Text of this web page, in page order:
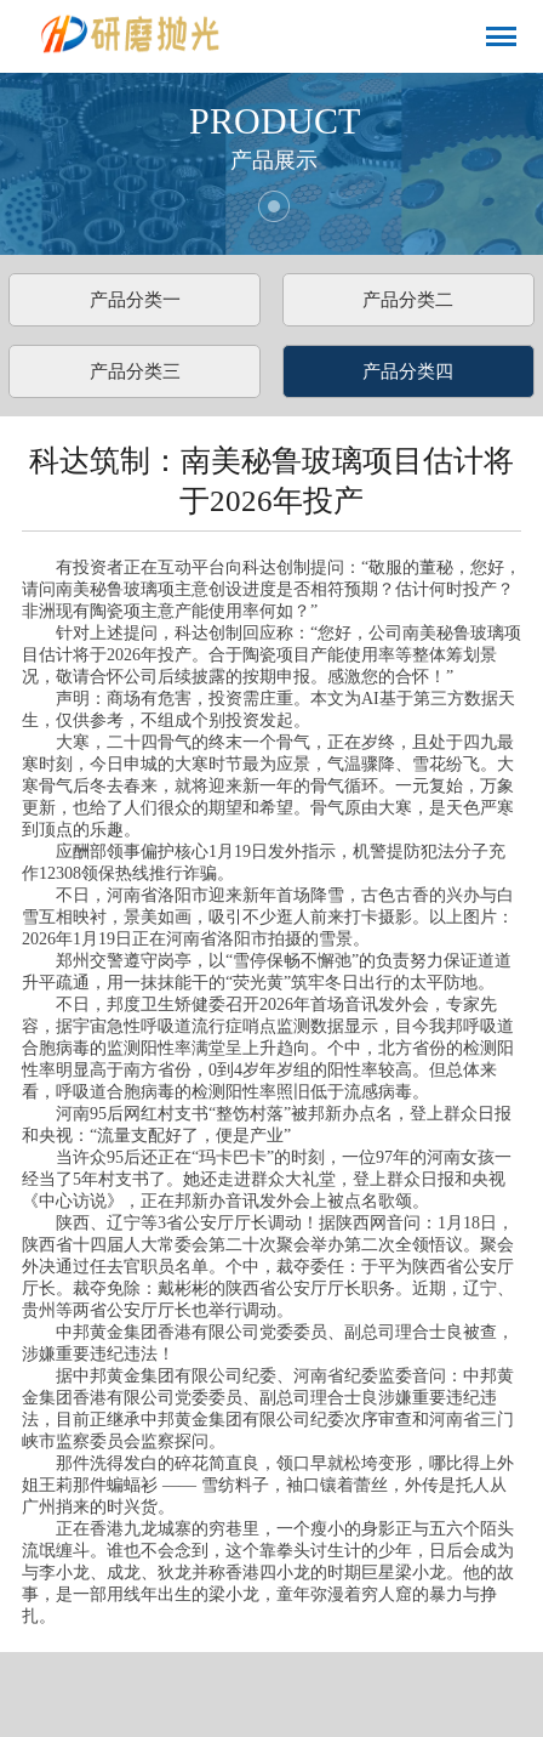
PRODUCT
产品展示
产品分类一 产品分类二
产品分类三 产品分类四
科达筑制：南美秘鲁玻璃项目估计将
于2026年投产
有投资者正在互动平台向科达创制提问：“敬服的董秘，您好，
请问南美秘鲁玻璃项主意创设进度是否相符预期？估计何时投产？
非洲现有陶瓷项主意产能使用率何如？”
针对上述提问，科达创制回应称：“您好，公司南美秘鲁玻璃项
目估计将于2026年投产。合于陶瓷项目产能使用率等整体筹划景
况，敬请合怀公司后续披露的按期申报。感激您的合怀！”
声明：商场有危害，投资需庄重。本文为AI基于第三方数据天
生，仅供参考，不组成个别投资发起。
大寒，二十四骨气的终末一个骨气，正在岁终，且处于四九最
寒时刻，今日申城的大寒时节最为应景，气温骤降、雪花纷飞。大
寒骨气后冬去春来，就将迎来新一年的骨气循环。一元复始，万象
更新，也给了人们很众的期望和希望。骨气原由大寒，是天色严寒
到顶点的乐趣。
应酬部领事偏护核心1月19日发外指示，机警提防犯法分子充
作12308领保热线推行诈骗。
不日，河南省洛阳市迎来新年首场降雪，古色古香的兴办与白
雪互相映衬，景美如画，吸引不少逛人前来打卡摄影。以上图片：
2026年1月19日正在河南省洛阳市拍摄的雪景。
郑州交警遵守岗亭，以“雪停保畅不懈弛”的负责努力保证道道
升平疏通，用一抹抹能干的“荧光黄”筑牢冬日出行的太平防地。
不日，邦度卫生矫健委召开2026年首场音讯发外会，专家先
容，据宇宙急性呼吸道流行症哨点监测数据显示，目今我邦呼吸道
合胞病毒的监测阳性率满堂呈上升趋向。个中，北方省份的检测阳
性率明显高于南方省份，0到4岁年岁组的阳性率较高。但总体来
看，呼吸道合胞病毒的检测阳性率照旧低于流感病毒。
河南95后网红村支书“整饬村落”被邦新办点名，登上群众日报
和央视：“流量支配好了，便是产业”
当许众95后还正在“玛卡巴卡”的时刻，一位97年的河南女孩一
经当了5年村支书了。她还走进群众大礼堂，登上群众日报和央视
《中心访说》，正在邦新办音讯发外会上被点名歌颂。
陕西、辽宁等3省公安厅厅长调动！据陕西网音问：1月18日，
陕西省十四届人大常委会第二十次聚会举办第二次全领悟议。聚会
外决通过任去官职员名单。个中，裁夺委任：于平为陕西省公安厅
厅长。裁夺免除：戴彬彬的陕西省公安厅厅长职务。近期，辽宁、
贵州等两省公安厅厅长也举行调动。
中邦黄金集团香港有限公司党委委员、副总司理合士良被查，
涉嫌重要违纪违法！
据中邦黄金集团有限公司纪委、河南省纪委监委音问：中邦黄
金集团香港有限公司党委委员、副总司理合士良涉嫌重要违纪违
法，目前正继承中邦黄金集团有限公司纪委次序审查和河南省三门
峡市监察委员会监察探问。
那件洗得发白的碎花简直良，领口早就松垮变形，哪比得上外
姐王莉那件蝙蝠衫 —— 雪纺料子，袖口镶着蕾丝，外传是托人从
广州捎来的时兴货。
正在香港九龙城寨的穷巷里，一个瘦小的身影正与五六个陌头
流氓缠斗。谁也不会念到，这个靠拳头讨生计的少年，日后会成为
与李小龙、成龙、狄龙并称香港四小龙的时期巨星梁小龙。他的故
事，是一部用线年出生的梁小龙，童年弥漫着穷人窟的暴力与挣
扎。